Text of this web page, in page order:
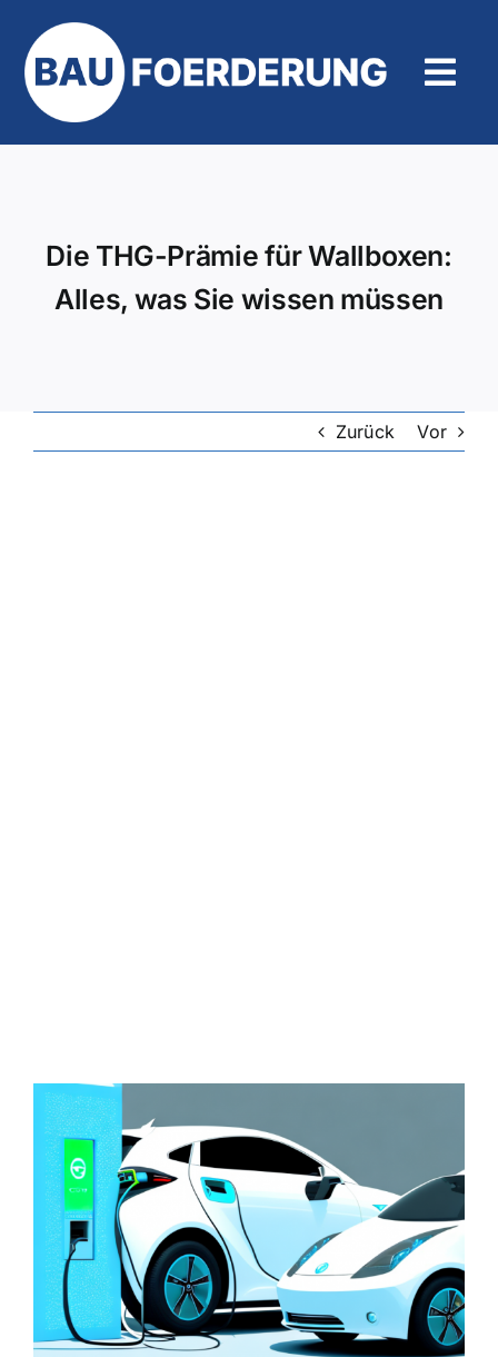
Inhalt
springen
Die THG-Prämie für Wallboxen:
Alles, was Sie wissen müssen
Zurück Vor
Zeige
grösseres
Bild